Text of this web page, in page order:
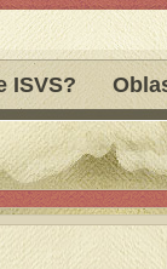
ISVS?